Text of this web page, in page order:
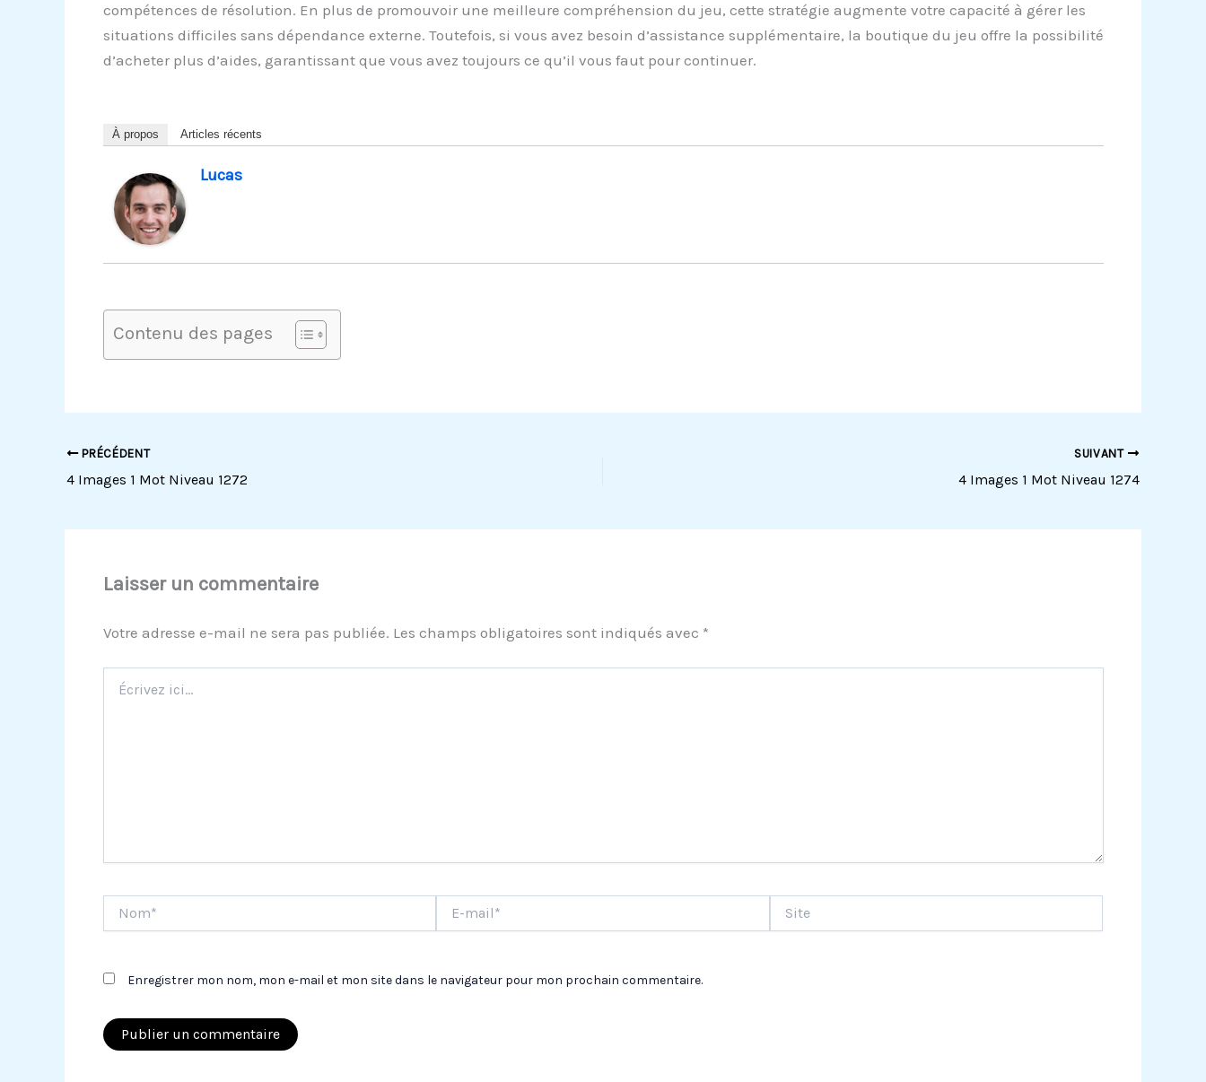
compétences de résolution. En plus de promouvoir une meilleure compréhension du jeu, cette stratégie augmente votre capacité à gérer les
situations difficiles sans dépendance externe. Toutefois, si vous avez besoin d’assistance supplémentaire, la boutique du jeu offre la possibilité
d’acheter plus d’aides, garantissant que vous avez toujours ce qu’il vous faut pour continuer.
À propos Articles récents
Lucas
Contenu des pages
PRÉCÉDENT
4 Images 1 Mot Niveau 1272
SUIVANT
4 Images 1 Mot Niveau 1274
Laisser un commentaire
Votre adresse e-mail ne sera pas publiée. Les champs obligatoires sont indiqués avec *
ici…
mail*
Enregistrer mon nom, mon e-mail et mon site dans le navigateur pour mon prochain commentaire.